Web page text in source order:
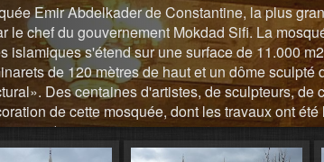
Emir Abdelkader de Constantine, la plus
le chef du gouvernement Mokdad Sifi. La
islamiques s'étend sur une surface de 11.000
de 120 mètres de haut et un dôme
Des centaines d'artistes, de sculpteurs,
de cette mosquée, dont les travaux ont
1994).
node/90284